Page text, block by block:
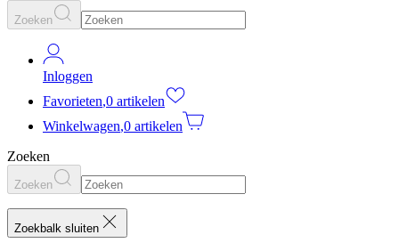
Zoeken
Inloggen
Favorieten,0 artikelen
Winkelwagen,0 artikelen
Zoeken
Zoeken
Zoekbalk sluiten